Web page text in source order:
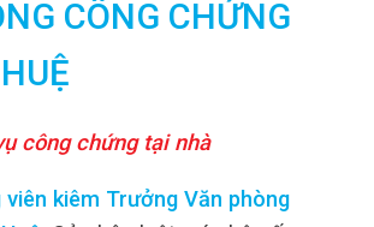
CÔNG CHỨNG
công chứng tại nhà
viên kiêm Trưởng Văn phòng